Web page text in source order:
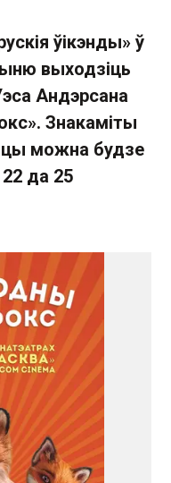
ўікэнды» ў
выходзіць
Андэрсана
Знакаміты
можна будзе
22 да 25